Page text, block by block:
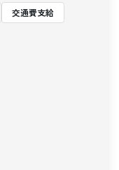
交通費支給